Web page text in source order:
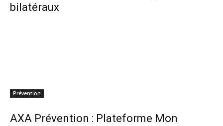
bilatéraux
Prévention
AXA Prévention : Plateforme Mon